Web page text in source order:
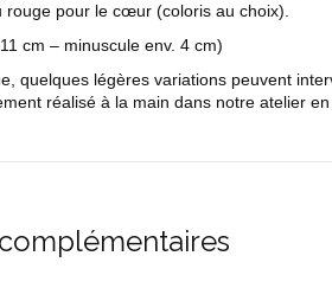
rouge pour le cœur (coloris au choix).
cm – minuscule env. 4 cm)
quelques légères variations peuvent
réalisé à la main dans notre atelier